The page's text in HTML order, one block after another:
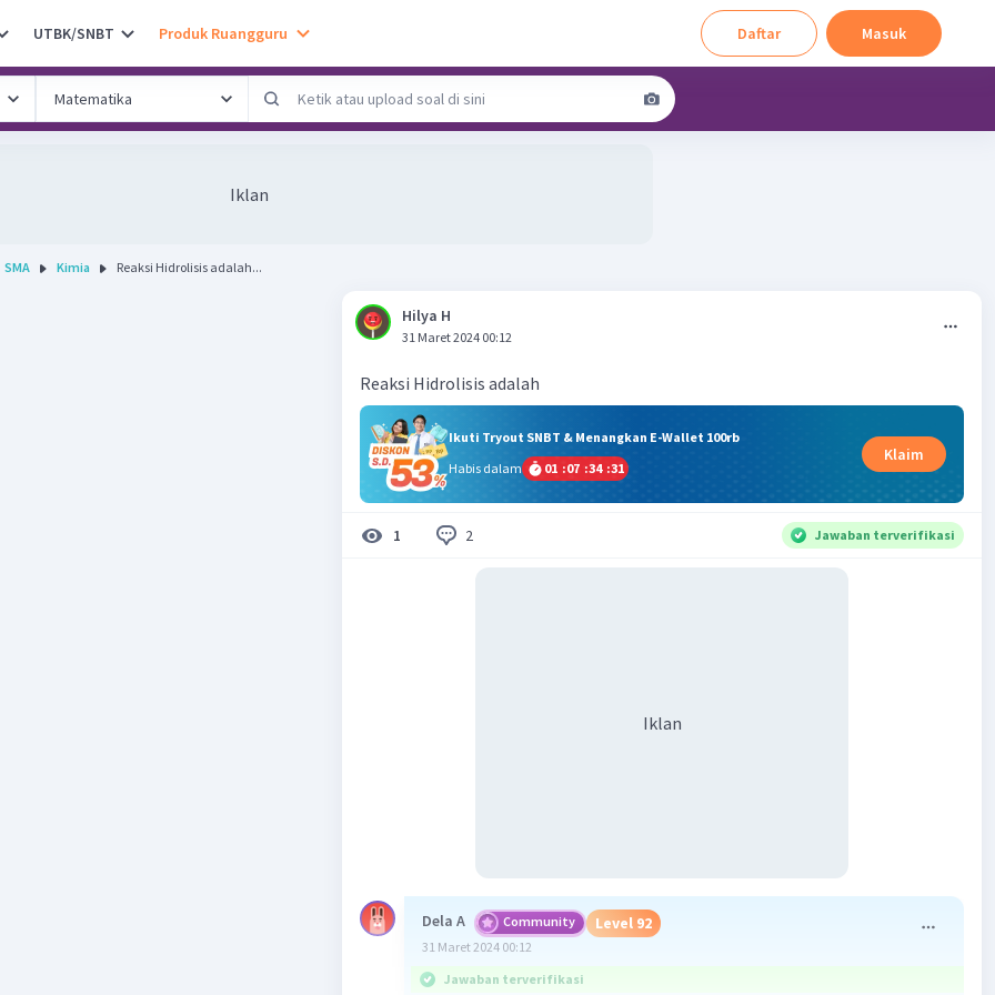
UTBK/SNBT Produk Ruangguru Daftar Masuk
Iklan
SMA Kimia Reaksi Hidrolisis adalah...
Hilya H
31 Maret 2024 00:12
Reaksi Hidrolisis adalah
Ikuti Tryout SNBT & Menangkan E-Wallet 100rb
Habis dalam
01 :07 :34 :30
Klaim
1 2 Jawaban terverifikasi
Iklan
Dela A Community Level 92
31 Maret 2024 00:12
Jawaban terverifikasi